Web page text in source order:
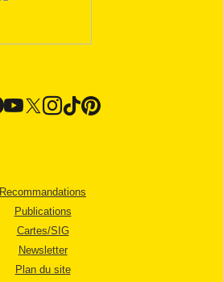
Recommandations
Publications
Cartes/SIG
Newsletter
Plan du site